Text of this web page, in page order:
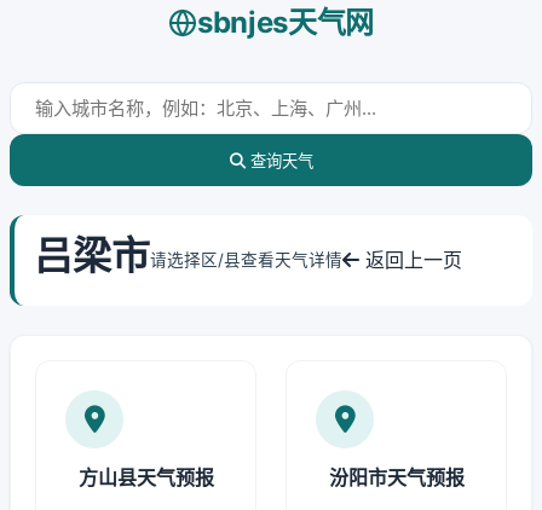
sbnjes天气网
查询天气
吕梁市请选择区/县查看天气详情 返回上一页
方山县天气预报 汾阳市天气预报